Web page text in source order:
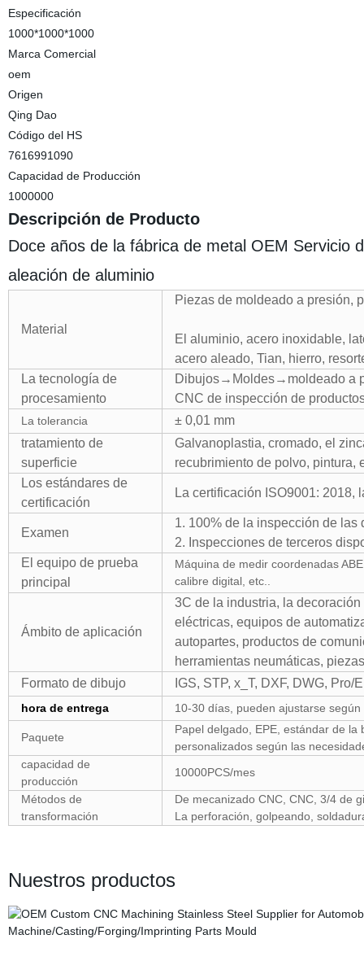
Especificación
1000*1000*1000
Marca Comercial
oem
Origen
Qing Dao
Código del HS
7616991090
Capacidad de Producción
1000000
Descripción de Producto
Doce años de la fábrica de metal OEM Servicio
aleación de aluminio
Material
Piezas de moldeado a presión,
El aluminio, acero inoxidable,
acero aleado, Tian, hierro,
La tecnología de
procesamiento
Dibujos→Moldes→moldeado a
CNC de inspección de
La tolerancia
± 0,01 mm
tratamiento de
superficie
Galvanoplastia, cromado, el
recubrimiento de polvo, pintura,
Los estándares de
certificación
La certificación ISO9001: 2018,
Examen
1. 100% de la inspección de las
2. Inspecciones de terceros
El equipo de prueba
principal
Máquina de medir coordenadas
calibre digital, etc..
Ámbito de aplicación
3C de la industria, la
eléctricas, equipos de
autopartes, productos de
herramientas neumáticas,
Formato de dibujo
IGS, STP, x_T, DXF, DWG, Pro/
hora de entrega 10-30 días, pueden ajustarse
Paquete
Papel delgado, EPE, estándar de
personalizados según las
capacidad de
producción
10000PCS/mes
Métodos de
transformación
De mecanizado CNC, CNC, 3/4 de
La perforación, golpeando,
Nuestros productos